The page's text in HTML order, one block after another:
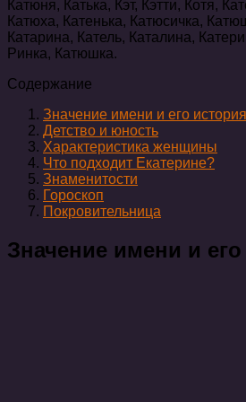
Катюня, Катька, Кэт, Кэтти, Котя,
Катюха, Катенька, Катюсичка,
Катарина, Катель, Каталина,
Ринка, Катюшка.
Содержание
Значение имени и его история
Детство и юность
Характеристика женщины
Что подходит Екатерине?
Знаменитости
Гороскоп
Покровительница
Значение имени и